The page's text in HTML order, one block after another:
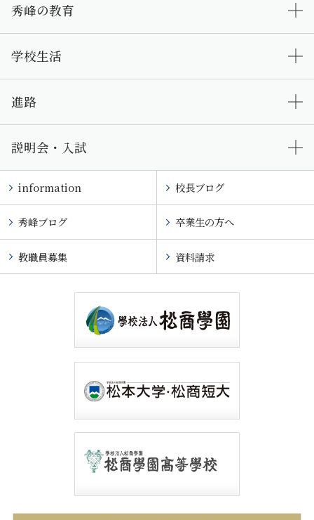
秀峰の教育
学校生活
進路
説明会・入試
information 校長ブログ
秀峰ブログ 卒業生の方へ
教職員募集 資料請求